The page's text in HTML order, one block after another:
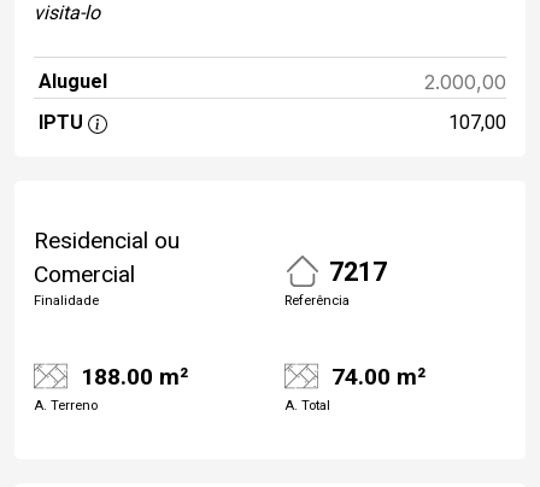
visita-lo
Aluguel 2.000,00
IPTU 107,00
Residencial ou
Comercial
Finalidade
7217
Referência
188.00 m²
A. Terreno
74.00 m²
A. Total